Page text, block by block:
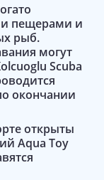
пещерами и
рыб.
могут
Scuba
окончании
открыты
Aqua Toy